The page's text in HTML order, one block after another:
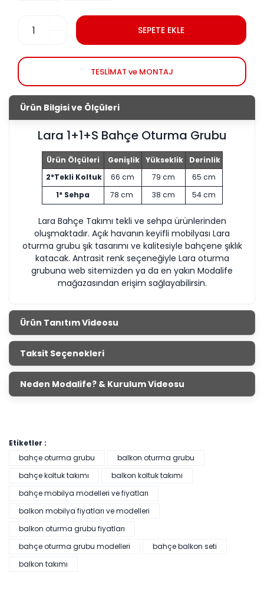
SEPETE EKLE
TESLİMAT ve MONTAJ
Ürün Bilgisi ve Ölçüleri
Lara 1+1+S Bahçe Oturma Grubu
Ürün Ölçüleri Genişlik Yükseklik
Derinlik
2*Tekli Koltuk
66 cm 79 cm
65 cm
1* Sehpa
78 cm 38 cm 54 cm
Lara Bahçe Takımı tekli ve sehpa ürünlerinden
oluşmaktadır. Açık havanın keyifli mobilyası Lara
oturma grubu şık tasarımı ve kalitesiyle bahçene şıklık
katacak. Antrasit renk seçeneğiyle Lara oturma
grubuna web sitemizden ya da en yakın Modalife
mağazasından erişim sağlayabilirsin.
Ürün Tanıtım Videosu
Taksit Seçenekleri
Neden Modalife? & Kurulum Videosu
Etiketler :
bahçe oturma grubu
balkon oturma grubu
bahçe koltuk takımı
balkon koltuk takımı
bahçe mobilya modelleri ve fiyatları
balkon mobilya fiyatları ve modelleri
balkon oturma grubu fiyatları
bahçe oturma grubu modelleri
bahçe balkon seti
balkon takımı